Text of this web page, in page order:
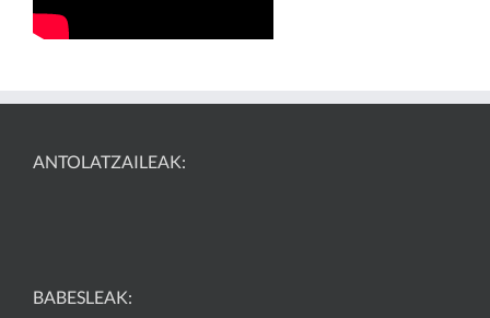
ANTOLATZAILEAK:
BABESLEAK: